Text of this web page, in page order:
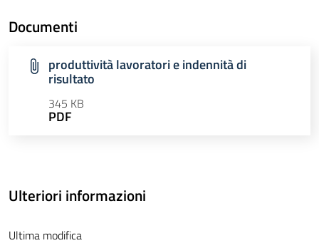
Documenti
produttività lavoratori e indennità di
risultato
345 KB
PDF
Ulteriori informazioni
Ultima modifica